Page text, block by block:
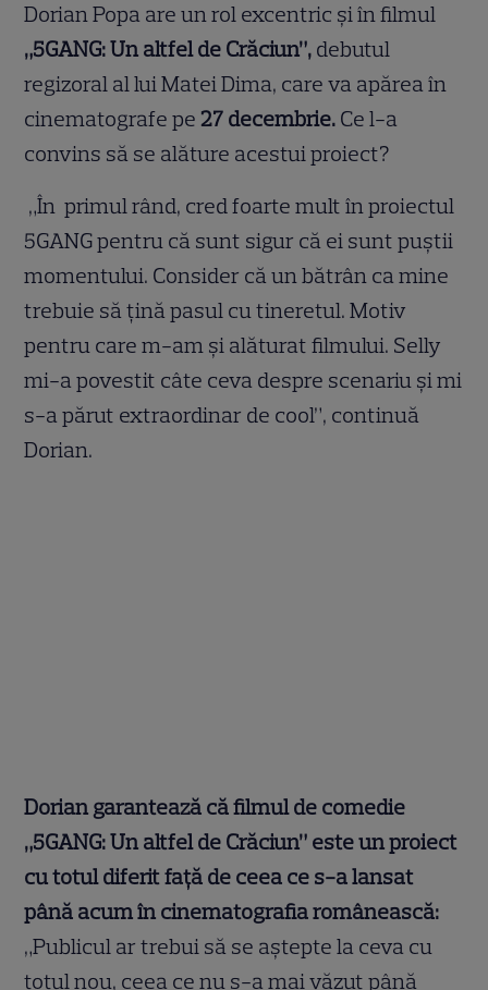
Dorian Popa are un rol excentric și în filmul
„5GANG: Un altfel de Crăciun”, debutul
regizoral al lui Matei Dima, care va apărea în
cinematografe pe 27 decembrie. Ce l-a
convins să se alăture acestui proiect?
„În primul rând, cred foarte mult în proiectul
5GANG pentru că sunt sigur că ei sunt puștii
momentului. Consider că un bătrân ca mine
trebuie să țină pasul cu tineretul. Motiv
pentru care m-am și alăturat filmului. Selly
mi-a povestit câte ceva despre scenariu și mi
s-a părut extraordinar de cool”, continuă
Dorian.
Dorian garantează că filmul de comedie
„5GANG: Un altfel de Crăciun” este un proiect
cu totul diferit față de ceea ce s-a lansat
până acum în cinematografia românească:
„Publicul ar trebui să se aștepte la ceva cu
totul nou, ceea ce nu s-a mai văzut până